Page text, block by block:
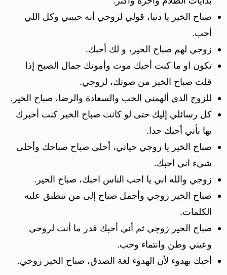
صباح الخير يا دنيا، قولي لزوجي أنه حبيبي وكل اللي
أحب.
زوجي لهم صباح الخير، و لك أحبك.
تكون او ما كنت أحبك موت وأموتك جمال الصبح إذا
قلت صباح الخير من صوتك، لزوجي.
للزوج الذي ألهمني الحب والسعادة والرضا، صباح الخير.
كل رسائلي إليك حتى لو كانت صباح الخير كنت أخبرك
بها بأني أحبك جدا.
صباح الخير يا زوجي حياتي، أحلى صباح صباحك وأحلى
شيء اني احبك.
زوجي والله اني يا احب الناس احبك، صباح الخير.
صباح الخير زوجي وأجمل صباح إلى من تنطبق عليه
الكلمات.
صباح الخير زوجي ثم أني أحبك قدر ما أنت لروحي
وعيني وطن وانتماء وحب.
أحبك بهدوء لأن الهدوء لغة الصدق، صباح الخير زوجي.